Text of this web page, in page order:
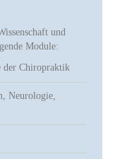
und
Module:
der Chiropraktik
Neurologie,